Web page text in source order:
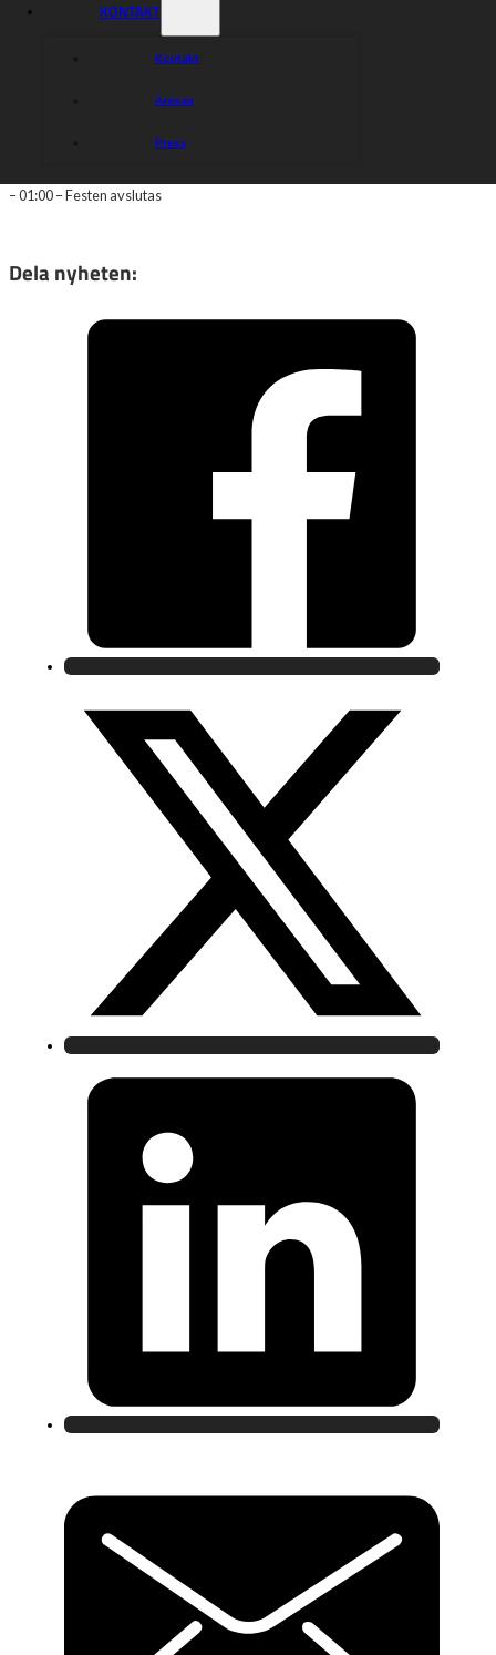
KONTAKT
Kontakt
Arenan
Press
**Övriga frågor:** Ring eller skicka e-mail till kansliet:
Tel 0582-13690 e-mail kansli@indianerna.nu
– 18:00 – Insläpp / biljettköp & mingel
– 19:45 – Prisutdelning och intervjuer
– 01:00 – Festen avslutas
Dela nyheten: